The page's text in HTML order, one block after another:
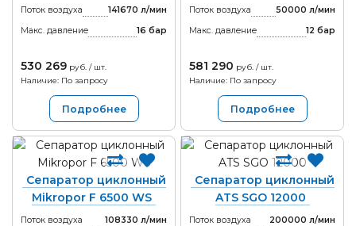
Поток воздуха
141670 л/мин
Макс. давление
16 бар
530 269 руб. / шт.
Наличие: По запросу
Подробнее
Поток воздуха
50000 л/мин
Макс. давление
12 бар
581 290 руб. / шт.
Наличие: По запросу
Подробнее
Сепаратор циклонный
Mikropor F 6500 WS
Поток воздуха
108330 л/мин
Сепаратор циклонный
ATS SGO 12000
Поток воздуха
200000 л/мин